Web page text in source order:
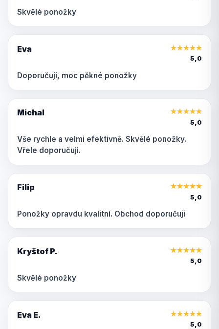
Skvělé ponožky
Eva ★★★★★
5,0
Doporučuji, moc pěkné ponožky
Michal ★★★★★
5,0
Vše rychle a velmi efektivně. Skvělé ponožky.
Vřele doporučuji.
Filip ★★★★★
5,0
Ponožky opravdu kvalitní. Obchod doporučuji
Kryštof P. ★★★★★
5,0
Skvělé ponožky
Eva E. ★★★★★
5,0